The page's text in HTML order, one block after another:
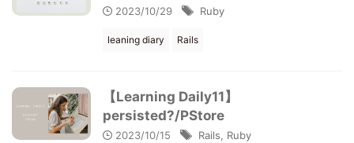
2023/10/29 Ruby
leaning diary Rails
【Learning Daily11】
persisted?/PStore
2023/10/15 Rails Ruby